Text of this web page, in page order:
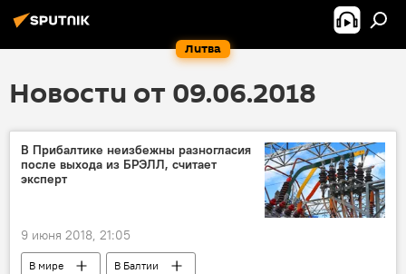
Литва
Новости от 09.06.2018
В Прибалтике неизбежны разногласия
после выхода из БРЭЛЛ, считает
эксперт
9 июня 2018, 21:05
В мире
В Балтии